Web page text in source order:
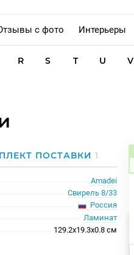
с фото Интерьеры
R S T U V
ПОСТАВКИ1
Amadei
Свирель 8/33
Россия
Ламинат
129.2x19.3x0.8 см